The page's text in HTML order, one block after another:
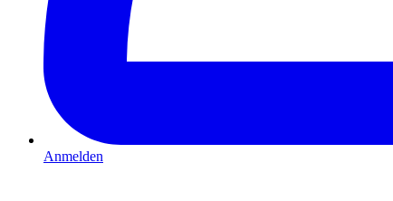
Anmelden